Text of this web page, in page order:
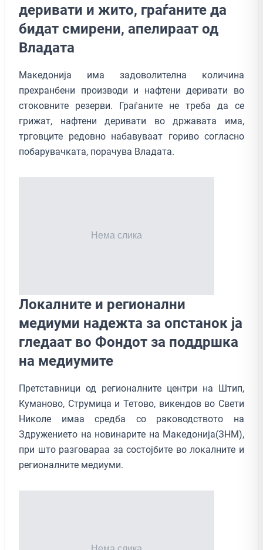
деривати и жито, граѓаните да
бидат смирени, апелираат од
Владата
Македонија има задоволителна количина
прехранбени производи и нафтени деривати во
стоковните резерви. Граѓаните не треба да се
грижат, нафтени деривати во државата има,
трговците редовно набавуваат гориво согласно
побарувачката, порачува Владата.
Локалните и регионални
медиуми надежта за опстанок ја
гледаат во Фондот за поддршка
на медиумите
Претставници од регионалните центри на Штип,
Куманово, Струмица и Тетово, викендов во Свети
Николе имаа средба со раководството на
Здружението на новинарите на Македонија(ЗНМ),
при што разговараа за состојбите во локалните и
регионалните медиуми.